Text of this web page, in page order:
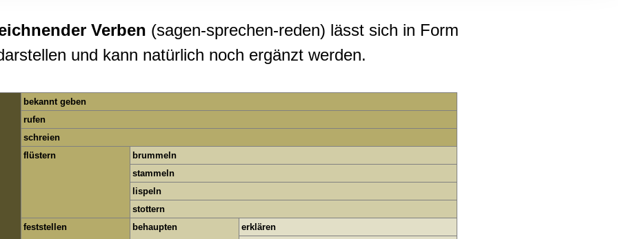
Partner führen diese Informationen möglicherweise mit weiteren Daten
haben oder die sie im Rahmen Ihrer Nutzung der Dienste
Verben (sagen-sprechen-reden) lässt sich in Form
und kann natürlich noch ergänzt werden.
bekannt geben
rufen
schreien
flüstern
brummeln
stammeln
lispeln
stottern
feststellen
behaupten
erklären